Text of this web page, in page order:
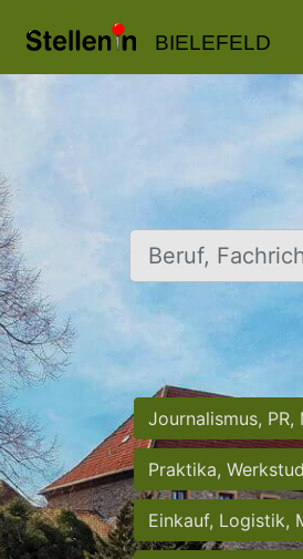
BIELEFELD
Beruf, Fachrichtung,
Journalismus, PR,
Praktika,
Einkauf, Logistik,